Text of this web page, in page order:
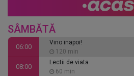
SÂMBĂTĂ
06:00
Vino inapoi!
120 min
08:00
Lectii de viata
60 min